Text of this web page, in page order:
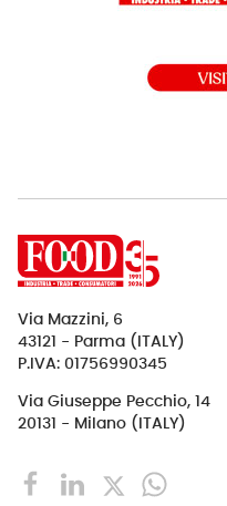
Via Mazzini, 6
43121 - Parma (ITALY)
P.IVA: 01756990345
Via Giuseppe Pecchio, 14
20131 - Milano (ITALY)